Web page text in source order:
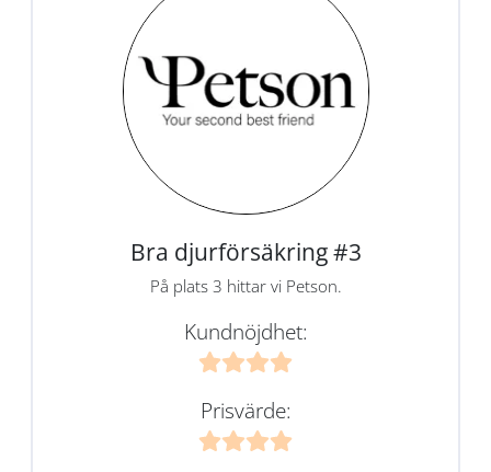
Bra djurförsäkring #3
På plats 3 hittar vi Petson.
Kundnöjdhet:
Prisvärde: